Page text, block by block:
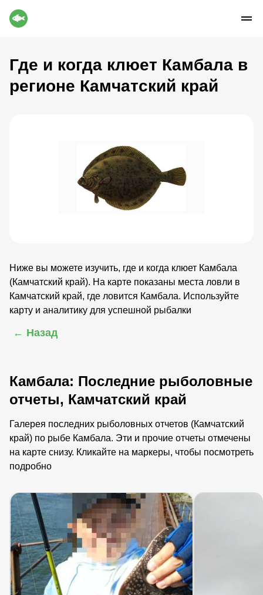
Где и когда клюет Камбала в
регионе Камчатский край
Ниже вы можете изучить, где и когда клюет Камбала
(Камчатский край). На карте показаны места ловли в
Камчатский край, где ловится Камбала. Используйте
карту и аналитику для успешной рыбалки
← Назад
Камбала: Последние рыболовные
отчеты, Камчатский край
Галерея последних рыболовных отчетов (Камчатский
край) по рыбе Камбала. Эти и прочие отчеты отмечены
на карте снизу. Кликайте на маркеры, чтобы посмотреть
подробно